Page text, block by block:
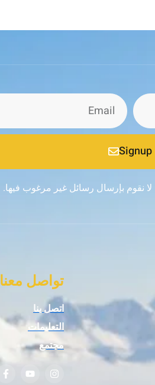
Signup
لا نقوم بإرسال رسائل غير مرغوب فيها.
تواصل معنا
اتصل بنا
التعليمات
مجتمع